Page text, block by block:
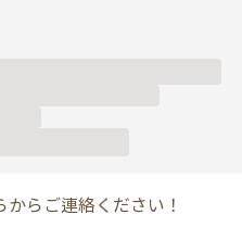
らご連絡ください！